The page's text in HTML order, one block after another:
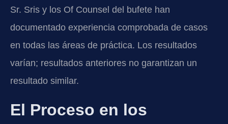
Sr. Sris y los Of Counsel del bufete han
documentado experiencia comprobada de casos
en todas las áreas de práctica. Los resultados
varían; resultados anteriores no garantizan un
resultado similar.
El Proceso en los